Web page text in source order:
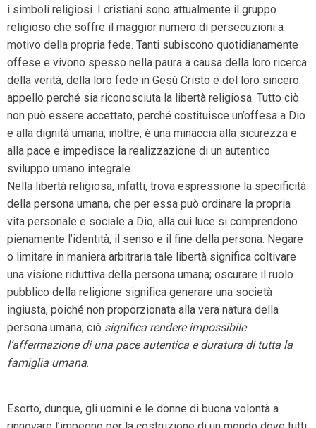
i simboli religiosi. I cristiani sono attualmente il gruppo
religioso che soffre il maggior numero di persecuzioni a
motivo della propria fede. Tanti subiscono quotidianamente
offese e vivono spesso nella paura a causa della loro ricerca
della verità, della loro fede in Gesù Cristo e del loro sincero
appello perché sia riconosciuta la libertà religiosa. Tutto ciò
non può essere accettato, perché costituisce un’offesa a Dio
e alla dignità umana; inoltre, è una minaccia alla sicurezza e
alla pace e impedisce la realizzazione di un autentico
sviluppo umano integrale.
Nella libertà religiosa, infatti, trova espressione la specificità
della persona umana, che per essa può ordinare la propria
vita personale e sociale a Dio, alla cui luce si comprendono
pienamente l’identità, il senso e il fine della persona. Negare
o limitare in maniera arbitraria tale libertà significa coltivare
una visione riduttiva della persona umana; oscurare il ruolo
pubblico della religione significa generare una società
ingiusta, poiché non proporzionata alla vera natura della
persona umana; ciò significa rendere impossibile
l’affermazione di una pace autentica e duratura di tutta la
famiglia umana.
Esorto, dunque, gli uomini e le donne di buona volontà a